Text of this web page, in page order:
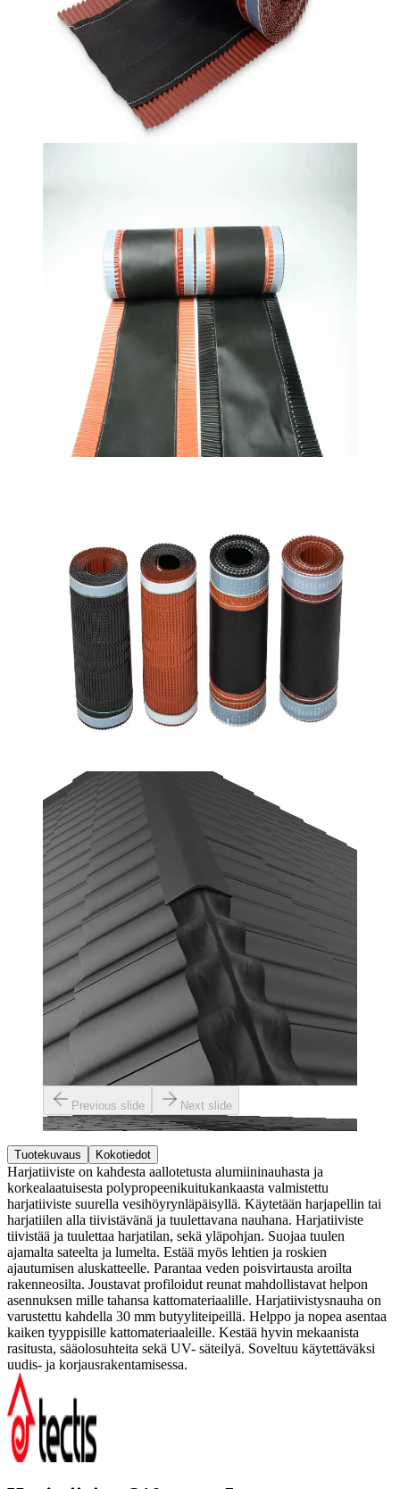
Previous slide Next slide
Tuotekuvaus Kokotiedot
Harjatiiviste on kahdesta aallotetusta alumiininauhasta ja
korkealaatuisesta polypropeenikuitukankaasta valmistettu
harjatiiviste suurella vesihöyrynläpäisyllä. Käytetään harjapellin tai
harjatiilen alla tiivistävänä ja tuulettavana nauhana. Harjatiiviste
tiivistää ja tuulettaa harjatilan, sekä yläpohjan. Suojaa tuulen
ajamalta sateelta ja lumelta. Estää myös lehtien ja roskien
ajautumisen aluskatteelle. Parantaa veden poisvirtausta aroilta
rakenneosilta. Joustavat profiloidut reunat mahdollistavat helpon
asennuksen mille tahansa kattomateriaalille. Harjatiivistysnauha on
varustettu kahdella 30 mm butyyliteipeillä. Helppo ja nopea asentaa
kaiken tyyppisille kattomateriaaleille. Kestää hyvin mekaanista
rasitusta, sääolosuhteita sekä UV- säteilyä. Soveltuu käytettäväksi
uudis- ja korjausrakentamisessa.